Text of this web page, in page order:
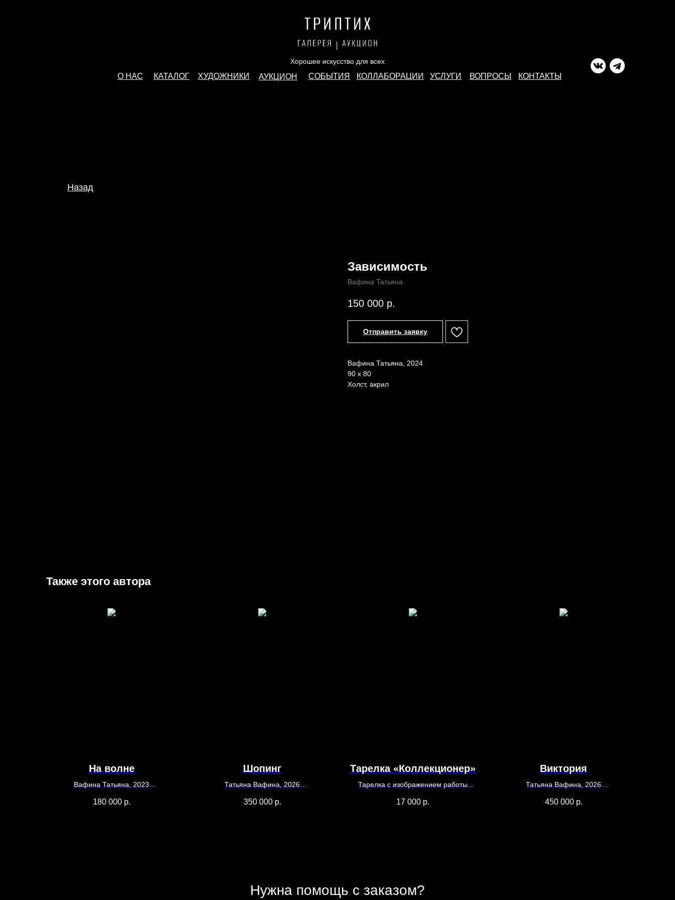
КАТАЛОГ
О НАС КОНТАКТЫ
УСЛУГИ ВОПРОСЫ
СОБЫТИЯ КОЛЛАБОРАЦИИ
ХУДОЖНИКИ АУКЦИОН
Хорошее искусство для всех
Назад
Зависимость
Вафина Татьяна
150 000 р.
Отправить заявку
Вафина Татьяна, 2024
90 x 80
Холст, акрил
Также этого автора
На волне
Вафина Татьяна, 2023
Холст, акрил
180 000 р.
Шопинг
Татьяна Вафина, 2026
140 х 110
350 000 р.
Тарелка «Коллекционер»
Тарелка с изображением работы
d - 27 см
17 000 р.
Виктория
Татьяна Вафина, 2026
150 х 100
450 000 р.
Нужна помощь с заказом?